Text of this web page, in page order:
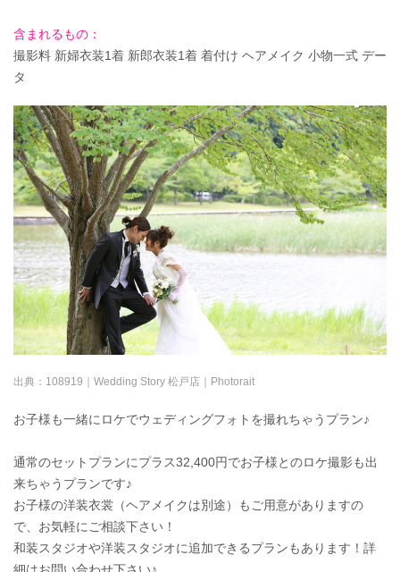
含まれるもの：
撮影料 新婦衣装1着 新郎衣装1着 着付け ヘアメイク 小物一式 デー
タ
出典： 108919｜Wedding Story 松戸店｜Photorait
お子様も一緒にロケでウェディングフォトを撮れちゃうプラン♪
通常のセットプランにプラス32,400円でお子様とのロケ撮影も出
来ちゃうプランです♪
お子様の洋装衣裳（ヘアメイクは別途）もご用意がありますの
で、お気軽にご相談下さい！
和装スタジオや洋装スタジオに追加できるプランもあります！詳
細はお問い合わせ下さい♪